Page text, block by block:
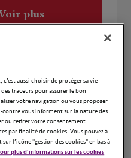
Voir plus
Numéro
plus
c’est aussi choisir de protéger sa vie
traceurs pour assurer le bon
votre navigation ou vous proposer
vous informent sur la nature des
ou retirer votre consentement
par finalité de cookies. Vous pouvez à
l’icône "gestion des cookies" en bas à
plus d'informations sur les cookies